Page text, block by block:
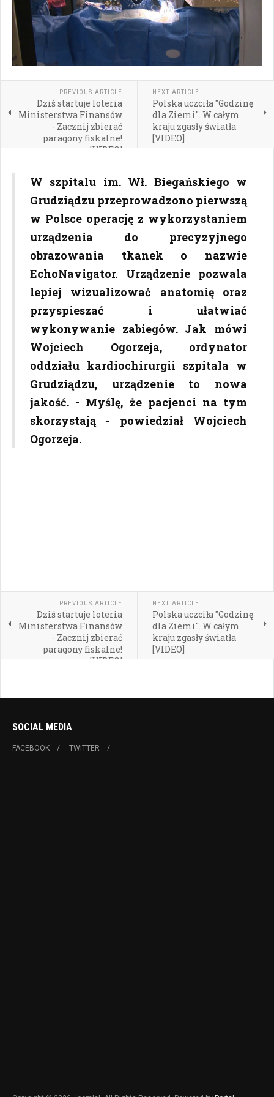
PREVIOUS ARTICLE
Dziś startuje loteria
Ministerstwa Finansów
- Zacznij zbierać
paragony fiskalne!
[VIDEO]
NEXT ARTICLE
Polska uczciła "Godzinę
dla Ziemi". W całym
kraju zgasły światła
[VIDEO]
W szpitalu im. Wł. Biegańskiego w
Grudziądzu przeprowadzono pierwszą
w Polsce operację z wykorzystaniem
urządzenia do precyzyjnego
obrazowania tkanek o nazwie
EchoNavigator. Urządzenie pozwala
lepiej wizualizować anatomię oraz
przyspieszać i ułatwiać
wykonywanie zabiegów. Jak mówi
Wojciech Ogorzeja, ordynator
oddziału kardiochirurgii szpitala w
Grudziądzu, urządzenie to nowa
jakość. - Myślę, że pacjenci na tym
skorzystają - powiedział Wojciech
Ogorzeja.
PREVIOUS ARTICLE
Dziś startuje loteria
Ministerstwa Finansów
- Zacznij zbierać
paragony fiskalne!
[VIDEO]
NEXT ARTICLE
Polska uczciła "Godzinę
dla Ziemi". W całym
kraju zgasły światła
[VIDEO]
SOCIAL MEDIA
FACEBOOK TWITTER